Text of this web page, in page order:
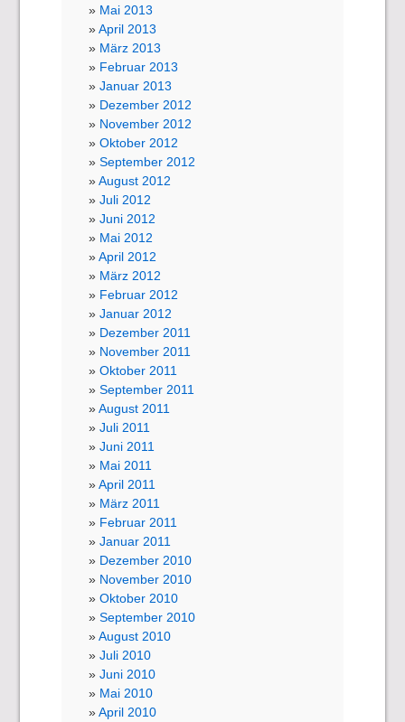
Mai 2013
April 2013
März 2013
Februar 2013
Januar 2013
Dezember 2012
November 2012
Oktober 2012
September 2012
August 2012
Juli 2012
Juni 2012
Mai 2012
April 2012
März 2012
Februar 2012
Januar 2012
Dezember 2011
November 2011
Oktober 2011
September 2011
August 2011
Juli 2011
Juni 2011
Mai 2011
April 2011
März 2011
Februar 2011
Januar 2011
Dezember 2010
November 2010
Oktober 2010
September 2010
August 2010
Juli 2010
Juni 2010
Mai 2010
April 2010